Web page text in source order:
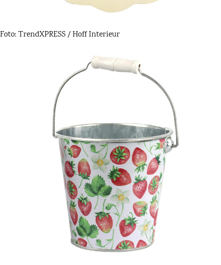
Foto: TrendXPRESS / Hoff Interieur